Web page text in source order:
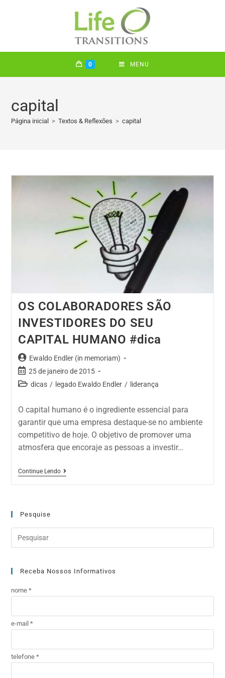
0 MENU
capital
Página inicial > Textos & Reflexões > capital
OS COLABORADORES SÃO
INVESTIDORES DO SEU
CAPITAL HUMANO #dica
Ewaldo Endler (in memoriam)
25 de janeiro de 2015
dicas / legado Ewaldo Endler / liderança
O capital humano é o ingrediente essencial para
garantir que uma empresa destaque-se no ambiente
competitivo de hoje. O objetivo de promover uma
atmosfera que encoraje as pessoas a investir…
Continue Lendo
Pesquise
Receba Nossos Informativos
nome *
e-mail *
telefone *